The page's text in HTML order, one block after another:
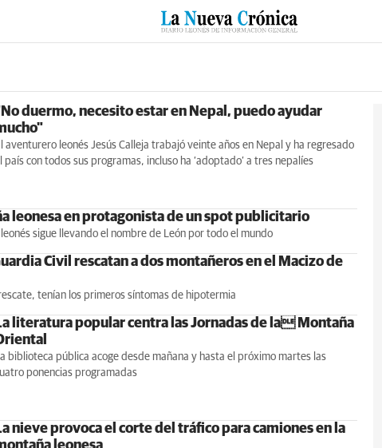
BIERZO SUCESOS CULTURAS ESPECIALES DEPORTES
duermo, necesito estar en Nepal, puedo ayudar
aventurero leonés Jesús Calleja trabajó veinte años en Nepal y ha regresado
país con todos sus programas, incluso ha ‘adoptado’ a tres nepalíes
leonesa en protagonista de un spot publicitario
sigue llevando el nombre de León por todo el mundo
Civil rescatan a dos montañeros en el Macizo de
tenían los primeros síntomas de hipotermia
literatura popular centra las Jornadas de la Montaña
biblioteca pública acoge desde mañana y hasta el próximo martes las
ponencias programadas
nieve provoca el corte del tráfico para camiones en la